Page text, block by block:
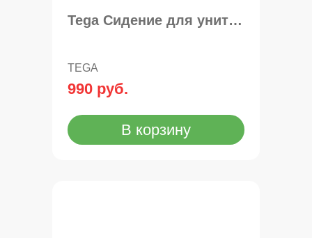
Tega Cидение для унитаза мягкая МЕТЕО
TEGA
990 руб.
В корзину